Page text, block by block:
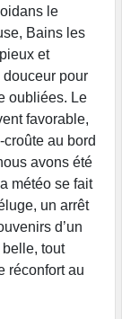
le
Bains les
et
pour
oubliées. Le
favorable,
au bord
avons été
météo se fait
un arrêt
d’un
tout
réconfort au